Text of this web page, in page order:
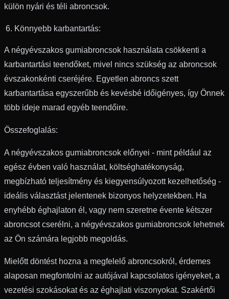
külön nyári és téli abroncsok.
Könnyebb karbantartás:
A négyévszakos gumiabroncsok használata csökkenti a
karbantartási teendőket, mivel nincs szükség az abroncsok
évszakonkénti cseréjére. Egyetlen abroncs szett
karbantartása egyszerűbb és kevésbé időigényes, így Önnek
több ideje marad egyéb teendőire.
Összefoglalás:
A négyévszakos gumiabroncsok előnyei - mint például az
egész évben való használat, költséghatékonyság,
megbízható teljesítmény és kiegyensúlyozott kezelhetőség -
ideális választást jelentenek bizonyos helyzetekben. Ha
enyhébb éghajlaton él, vagy nem szeretne évente kétszer
abroncsot cserélni, a négyévszakos gumiabroncsok lehetnek
az Ön számára legjobb megoldás.
Mielőtt döntést hozna a megfelelő abroncsokról, érdemes
alaposan megfontolni az autójával kapcsolatos igényeket, a
vezetési szokásokat és az éghajlati viszonyokat. Szakértői